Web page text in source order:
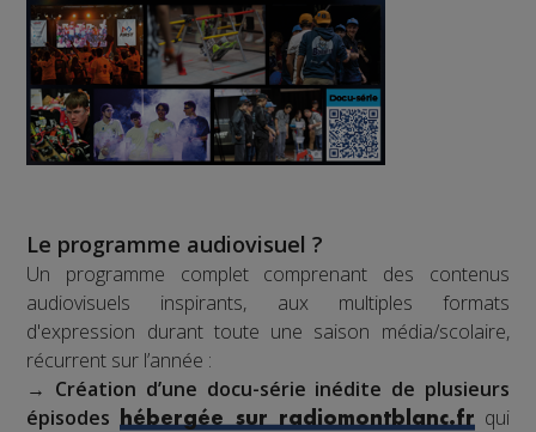
Le programme audiovisuel ?
Un programme complet comprenant des contenus
audiovisuels inspirants, aux multiples formats
d'expression durant toute une saison média/scolaire,
récurrent sur l’année :
→ Création d’une docu-série inédite de plusieurs
épisodes
hébergée sur radiomontblanc.frqui